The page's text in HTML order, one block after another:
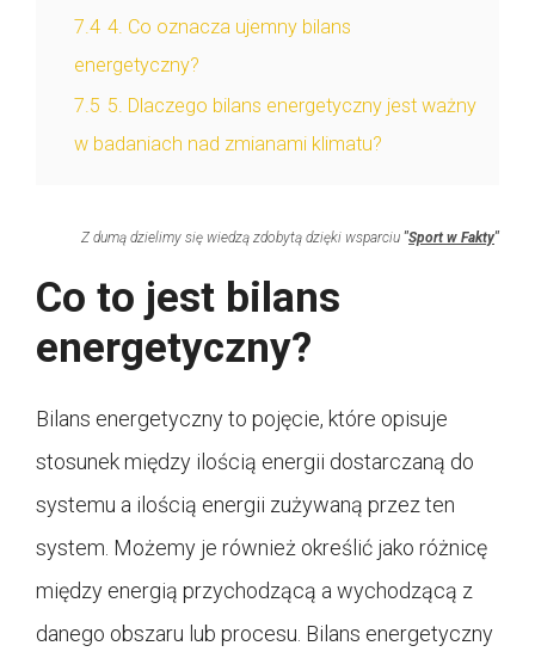
7.4 4. Co oznacza ujemny bilans
energetyczny?
7.5 5. Dlaczego bilans energetyczny jest ważny
w badaniach nad zmianami klimatu?
Z dumą dzielimy się wiedzą zdobytą dzięki wsparciu "Sport w Fakty"
Co to jest bilans
energetyczny?
Bilans energetyczny to pojęcie, które opisuje
stosunek między ilością energii dostarczaną do
systemu a ilością energii zużywaną przez ten
system. Możemy je również określić jako różnicę
między energią przychodzącą a wychodzącą z
danego obszaru lub procesu. Bilans energetyczny